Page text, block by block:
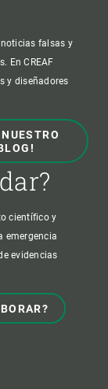
falsas y
En CREAF
y diseñadores
NUESTRO
científico y
emergencia
evidencias